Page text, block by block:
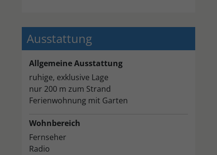
Ausstattung
Allgemeine Ausstattung
ruhige, exklusive Lage
nur 200 m zum Strand
Ferienwohnung mit Garten
Wohnbereich
Fernseher
Radio